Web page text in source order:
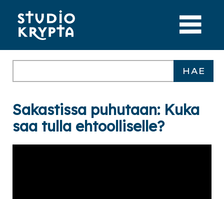
Sakastissa puhutaan: Kuka
saa tulla ehtoolliselle?